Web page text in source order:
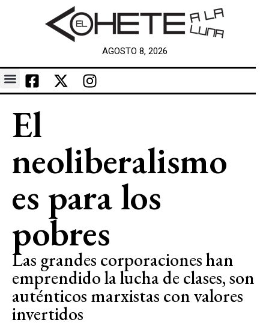
AGOSTO 8, 2026
El
neoliberalismo
es para los
pobres
Las grandes corporaciones han
emprendido la lucha de clases, son
auténticos marxistas con valores
invertidos